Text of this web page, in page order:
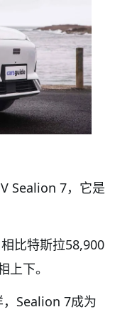
Sealion 7，它是
比特斯拉58,900
下。
Sealion 7成为